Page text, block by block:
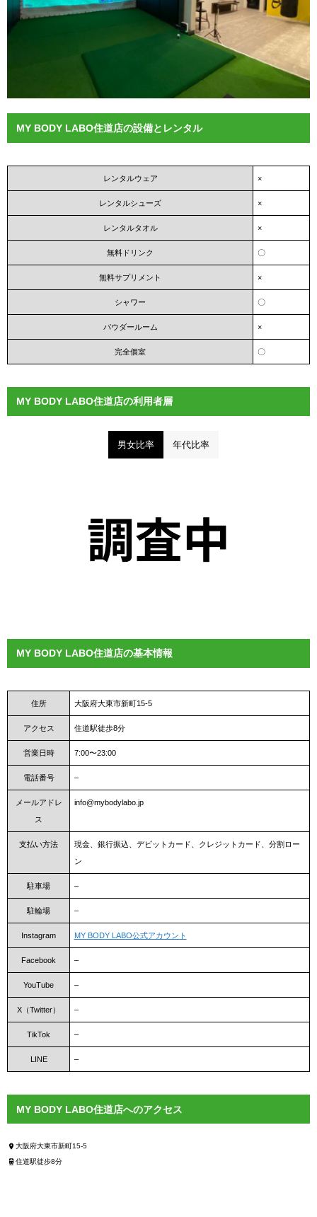
MY BODY LABO住道店の設備とレンタル
レンタルウェア ×
レンタルシューズ ×
レンタルタオル ×
無料ドリンク 〇
無料サプリメント ×
シャワー 〇
パウダールーム ×
完全個室 〇
MY BODY LABO住道店の利用者層
男女比率 年代比率
MY BODY LABO住道店の基本情報
住所 大阪府大東市新町15-5
アクセス 住道駅徒歩8分
営業日時 7:00〜23:00
電話番号 –
メールアドレ
ス
info@mybodylabo.jp
支払い方法
現金、銀行振込、デビットカード、クレジットカード、分割ロー
ン
駐車場 –
駐輪場 –
Instagram MY BODY LABO公式アカウント
Facebook –
YouTube –
X（Twitter） –
TikTok –
LINE –
MY BODY LABO住道店へのアクセス
大阪府大東市新町15-5
住道駅徒歩8分